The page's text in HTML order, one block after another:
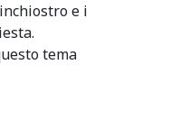
e i
tema